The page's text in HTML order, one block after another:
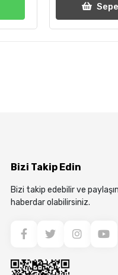
Bizi Takip Edin
Bizi takip edebilir ve
haberdar olabilirsiniz.